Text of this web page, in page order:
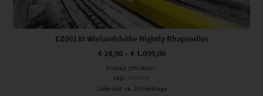
EZ00130 Wielandshöhe Nightly Rhapsodies
€24,90– €1.099,00
Enthält 19% Mwst.
zzgl. Versand
Lieferzeit: ca. 10 Werktage